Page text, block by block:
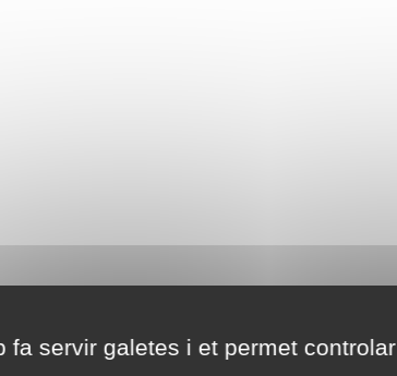
fa servir galetes i et permet